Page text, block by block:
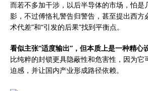
而若不多加干涉，以后半导体的市场，怕是
影，不过傅恪礼警告归警告，甚至提出西方
术代差”和“引发的后果”找到平衡点。
看似主张“适度输出”，但本质上是一种精心
比纯粹的封锁更具隐蔽性和危害性，因为它
迫感，并让国内产业形成路径依赖。